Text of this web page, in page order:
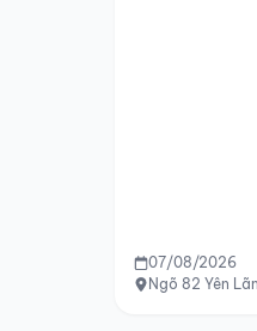
07/08/2026
Ngõ 82 Yên